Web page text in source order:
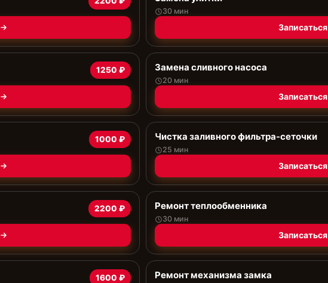
30 мин
Записаться
1250 ₽ Замена сливного насоса
20 мин
Записаться
1000 ₽ Чистка заливного фильтра-сеточки
25 мин
Записаться
2200 ₽ Ремонт теплообменника
30 мин
Записаться
1600 ₽ Ремонт механизма замка